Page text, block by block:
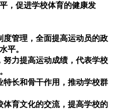
，促进学校体育的健康发
度管理，全面提高运动员的政
平。
力提高运动成绩，代表学校
长和骨干作用，推动学校群
育文化的交流，提高学校的